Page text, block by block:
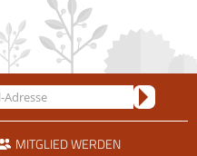
MITGLIED WERDEN